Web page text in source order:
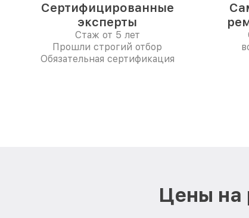
Сертифицированные
эксперты
Стаж от 5 лет
Прошли строгий отбор
Обязательная сертификация
Цены на